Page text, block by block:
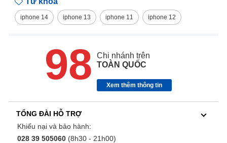
iphone 14 iphone 13 iphone 11 iphone 12
98
Chi nhánh trên
TOÀN QUỐC
Xem thêm thông tin
TỔNG ĐÀI HỖ TRỢ
Khiếu nại và bảo hành:
028 39 505060 (8h30 - 21h00)